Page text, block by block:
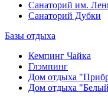
Санаторий им.
Санаторий Дубки
Базы отдыха
Кемпинг Чайка
Глэмпинг
Дом отдыха
Дом отдыха